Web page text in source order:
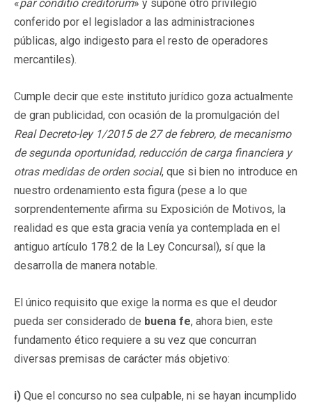
«par conditio creditorum» y supone otro privilegio
conferido por el legislador a las administraciones
públicas, algo indigesto para el resto de operadores
mercantiles).
Cumple decir que este instituto jurídico goza actualmente
de gran publicidad, con ocasión de la promulgación del
Real Decreto-ley 1/2015 de 27 de febrero, de mecanismo
de segunda oportunidad, reducción de carga financiera y
otras medidas de orden social, que si bien no introduce en
nuestro ordenamiento esta figura (pese a lo que
sorprendentemente afirma su Exposición de Motivos, la
realidad es que esta gracia venía ya contemplada en el
antiguo artículo 178.2 de la Ley Concursal), sí que la
desarrolla de manera notable.
El único requisito que exige la norma es que el deudor
pueda ser considerado de buena fe, ahora bien, este
fundamento ético requiere a su vez que concurran
diversas premisas de carácter más objetivo:
i) Que el concurso no sea culpable, ni se hayan incumplido